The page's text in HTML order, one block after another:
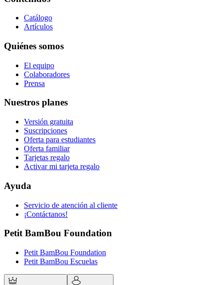
Catálogo
Artículos
Quiénes somos
El equipo
Colaboradores
Prensa
Nuestros planes
Versión gratuita
Suscripciones
Oferta para estudiantes
Oferta familiar
Tarjetas regalo
Activar mi tarjeta regalo
Ayuda
Servicio de atención al cliente
¡Contáctanos!
Petit BamBou Foundation
Petit BamBou Foundation
Petit BamBou Escuelas